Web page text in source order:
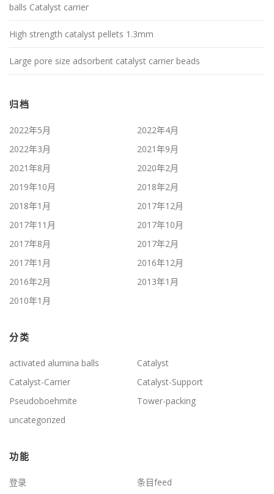
balls Catalyst carrier
High strength catalyst pellets 1.3mm
Large pore size adsorbent catalyst carrier beads
归档
2022年5月
2022年4月
2022年3月
2021年9月
2021年8月
2020年2月
2019年10月
2018年2月
2018年1月
2017年12月
2017年11月
2017年10月
2017年8月
2017年2月
2017年1月
2016年12月
2016年2月
2013年1月
2010年1月
分类
activated alumina balls
Catalyst
Catalyst-Carrier
Catalyst-Support
Pseudoboehmite
Tower-packing
uncategorized
功能
登录 条目feed